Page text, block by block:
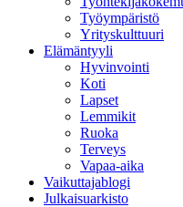
Työympäristö
Yrityskulttuuri
Elämäntyyli
Hyvinvointi
Koti
Lapset
Lemmikit
Ruoka
Terveys
Vapaa-aika
Vaikuttajablogi
Julkaisuarkisto